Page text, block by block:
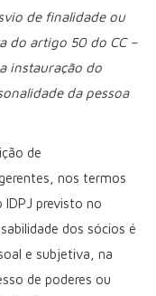
de finalidade ou
do artigo 50 do CC –
instauração do
da pessoa
de
nos termos
previsto no
dos sócios é
e subjetiva, na
de poderes ou